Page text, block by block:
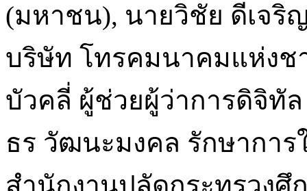
(มหาชน), นายวิชัย ดีเจริ
บริษัท โทรคมนาคมแห่งช
บัวคลี่ ผู้ช่วยผู้ว่าการดิจิทั
ธร วัฒนะมงคล รักษากา